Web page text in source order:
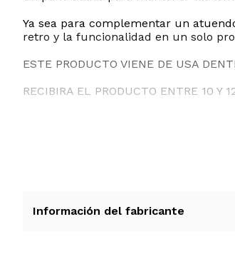
Ya sea para complementar un
retro y la funcionalidad en un solo
ESTE PRODUCTO VIENE DE USA
RECIBIRA EL PRODUCTO ENTRE 10 Y
Información del fabricante